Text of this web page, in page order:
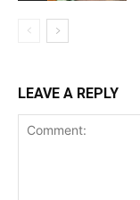
LEAVE A REPLY